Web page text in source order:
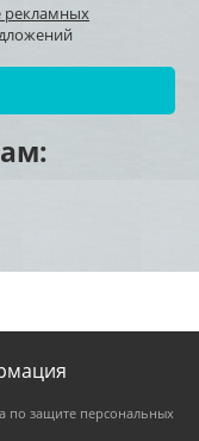
рекламных
по защите персональных